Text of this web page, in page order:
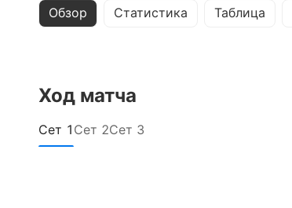
Обзор Статистика Таблица
Ход матча
Сет 1 Сет 2Сет 3